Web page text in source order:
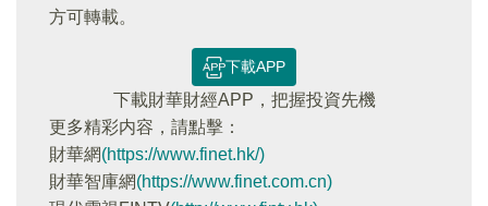
方可轉載。
下載APP
下載財華財經APP，把握投資先機
更多精彩内容，請點擊：
財華網(https://www.finet.hk/)
財華智庫網(https://www.finet.com.cn)